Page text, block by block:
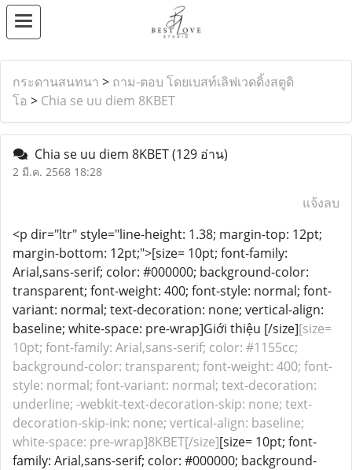
กระดานสนทนา > ถาม-ตอบ โดยเบสท์เลิฟเวดดิ้งสตูดิ
โอ > Chia se uu diem 8KBET
Chia se uu diem 8KBET(129 อ่าน)
2 มี.ค. 2568 18:28
แจ้งลบ
<p dir="ltr" style="line-height: 1.38; margin-top: 12pt;
margin-bottom: 12pt;">[size= 10pt; font-family:
Arial,sans-serif; color: #000000; background-color:
transparent; font-weight: 400; font-style: normal; font-
variant: normal; text-decoration: none; vertical-align:
baseline; white-space: pre-wrap]Giới thiệu [/size][size=
10pt; font-family: Arial,sans-serif; color: #1155cc;
background-color: transparent; font-weight: 400; font-
style: normal; font-variant: normal; text-decoration:
underline; -webkit-text-decoration-skip: none; text-
decoration-skip-ink: none; vertical-align: baseline;
white-space: pre-wrap]8KBET[/size][size= 10pt; font-
family: Arial,sans-serif; color: #000000; background-